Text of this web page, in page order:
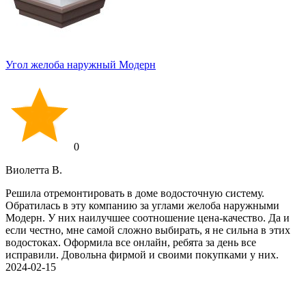
Угол желоба наружный Модерн
0
Виолетта В.
Решила отремонтировать в доме водосточную систему.
Обратилась в эту компанию за углами желоба наружными
Модерн. У них наилучшее соотношение цена-качество. Да и
если честно, мне самой сложно выбирать, я не сильна в этих
водостоках. Оформила все онлайн, ребята за день все
исправили. Довольна фирмой и своими покупками у них.
2024-02-15